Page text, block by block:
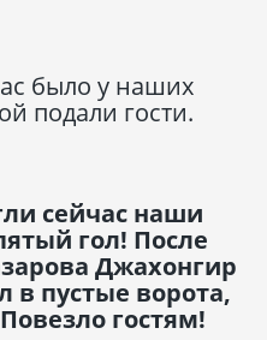
было у наших
подали гости.
сейчас наши
гол! После
Джахонгир
в пустые ворота,
гостям!